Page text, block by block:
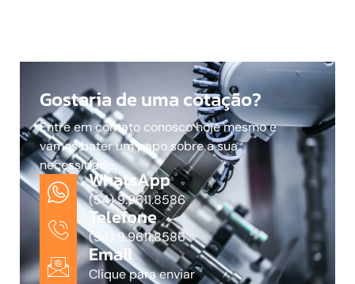
Gostaria de uma cotação?
Entre em contato conosco hoje mesmo e
vamos bater um papo sobre a sua
necessidade.
WhatsApp
(54) 9.9611.8586
Telefone
(54) 9.9611.8586
Email
Clique para enviar